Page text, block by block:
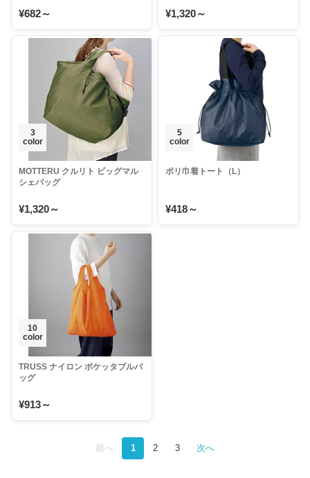
¥682～ ¥1,320～
3
color
MOTTERU クルリト ビッグマル
シェバッグ
¥1,320～
5
color
ポリ巾着トート（L）
¥418～
10
color
TRUSS ナイロン ポケッタブルバ
ッグ
¥913～
前へ 1 2 3 次へ